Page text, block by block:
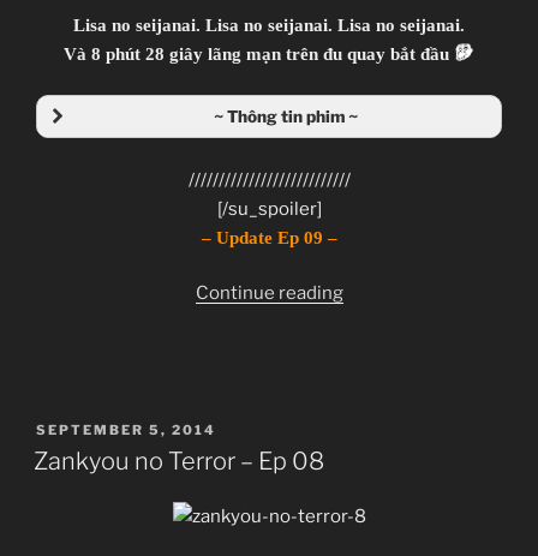
Watanabe Shin`ichirou
(Cowboy Bebop, Samurai Champloo, Space Dandy)
Kanno Youko
(Ghost in the Shell series, Macross Frontier)
~Thành viên thực hiện~
Zenko
JJ-Channel
Giới thiệu nội dung:
Lisa no seijanai. Lisa no seijanai. Lisa no seijanai.
Và 8 phút 28 giây lãng mạn trên đu quay bắt đầu
~ Thông tin phim ~
///////////////////////////
[/su_spoiler]
– Update Ep 09 –
Continue reading“Zankyou
POSTED
ON
SEPTEMBER 5, 2014
Zankyou no Terror – Ep 08